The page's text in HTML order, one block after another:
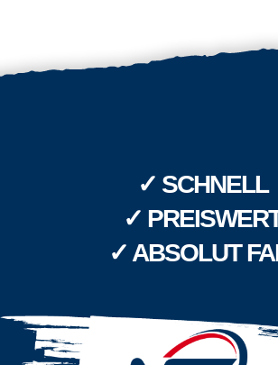
✓ SCHNELL
✓
✓ ABSOLUT